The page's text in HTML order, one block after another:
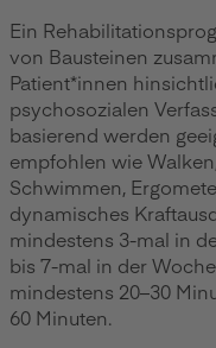
Ein
von Bausteinen
Patient*innen
psychosozialen
basierend werden
empfohlen wie
Schwimmen,
dynamisches
mindestens 3-mal in
bis 7-mal in der
mindestens 20–30
60 Minuten.